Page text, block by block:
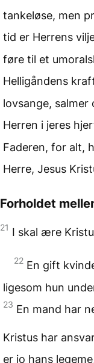
tankeløse, men
tid er Herrens
føre til et
Helligåndens
lovsange, salmer
Herren i jeres
Faderen, for alt,
Herre, Jesus
Forholdet
21 I skal ære
22 En gift
ligesom hun
23 En mand har
Kristus har
er jo hans